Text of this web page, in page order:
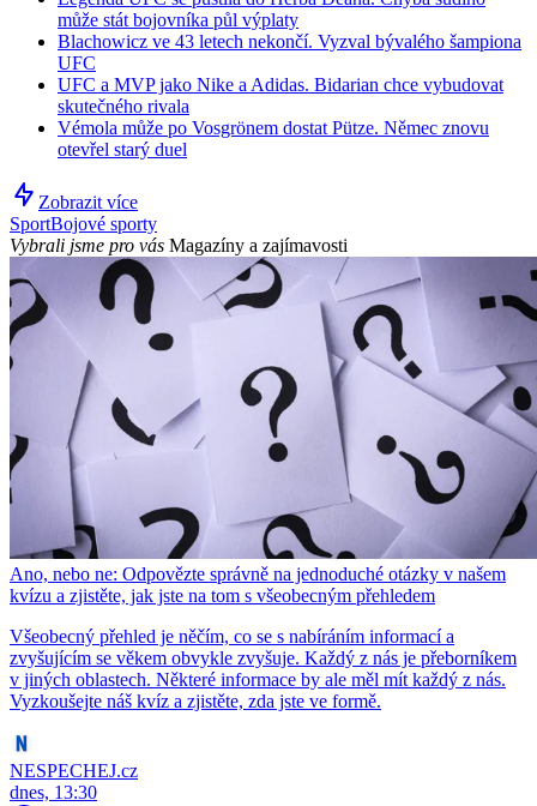
může stát bojovníka půl výplaty
Blachowicz ve 43 letech nekončí. Vyzval bývalého šampiona
UFC
UFC a MVP jako Nike a Adidas. Bidarian chce vybudovat
skutečného rivala
Vémola může po Vosgrönem dostat Pütze. Němec znovu
otevřel starý duel
Zobrazit více
SportBojové sporty
Vybrali jsme pro vás Magazíny a zajímavosti
Ano, nebo ne: Odpovězte správně na jednoduché otázky v našem
kvízu a zjistěte, jak jste na tom s všeobecným přehledem
Všeobecný přehled je něčím, co se s nabíráním informací a
zvyšujícím se věkem obvykle zvyšuje. Každý z nás je přeborníkem
v jiných oblastech. Některé informace by ale měl mít každý z nás.
Vyzkoušejte náš kvíz a zjistěte, zda jste ve formě.
NESPECHEJ.cz
dnes, 13:30